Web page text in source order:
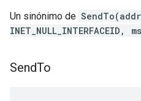
Un sinónimo de
INET_NULL_INTERFACEID,
SendTo